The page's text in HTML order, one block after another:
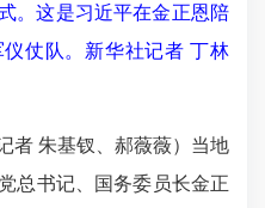
。这是习近平在金正恩陪
仗队。新华社记者 丁林
朱基钗、郝薇薇）当地
总书记、国务委员长金正